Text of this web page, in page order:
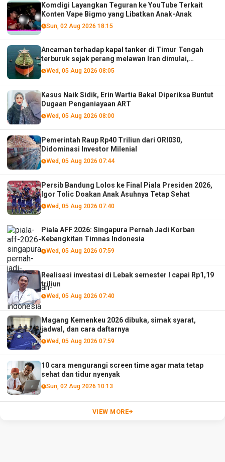
Komdigi Layangkan Teguran ke YouTube Terkait
Konten Vape Bigmo yang Libatkan Anak-Anak
Sun, 02 Aug 2026 18:15
Ancaman terhadap kapal tanker di Timur Tengah
terburuk sejak perang melawan Iran dimulai,
menurut analis
Wed, 05 Aug 2026 08:05
Kasus Naik Sidik, Erin Wartia Bakal Diperiksa Buntut
Dugaan Penganiayaan ART
Wed, 05 Aug 2026 08:00
Pemerintah Raup Rp40 Triliun dari ORI030,
Didominasi Investor Milenial
Wed, 05 Aug 2026 07:44
Persib Bandung Lolos ke Final Piala Presiden 2026,
Igor Tolic Doakan Anak Asuhnya Tetap Sehat
Wed, 05 Aug 2026 07:40
Piala AFF 2026: Singapura Pernah Jadi Korban
Kebangkitan Timnas Indonesia
Wed, 05 Aug 2026 07:59
Realisasi investasi di Lebak semester I capai Rp1,19
triliun
Wed, 05 Aug 2026 07:40
Magang Kemenkeu 2026 dibuka, simak syarat,
jadwal, dan cara daftarnya
Wed, 05 Aug 2026 07:59
10 cara mengurangi screen time agar mata tetap
sehat dan tidur nyenyak
Sun, 02 Aug 2026 10:13
VIEW MORE